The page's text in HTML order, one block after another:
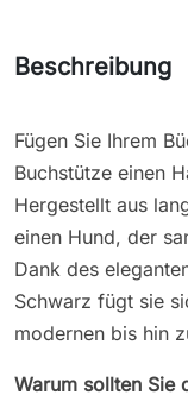
Beschreibung
Fügen Sie Ihrem
Buchstütze einen
Hergestellt aus
einen Hund, der
Dank des
Schwarz fügt sie
modernen bis hin
Warum sollten Sie